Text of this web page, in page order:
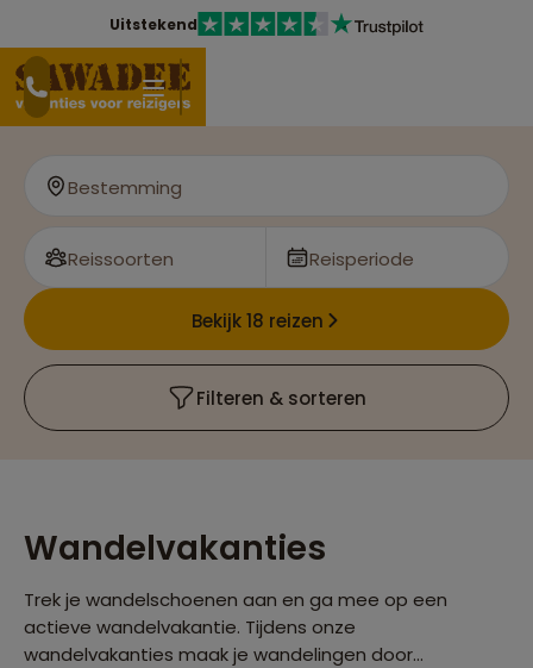
Uitstekend
Bestemming
Reissoorten Reisperiode
Bekijk 18 reizen
Filteren & sorteren
Wandelvakanties
Trek je wandelschoenen aan en ga mee op een
actieve wandelvakantie. Tijdens onze
wandelvakanties maak je wandelingen door